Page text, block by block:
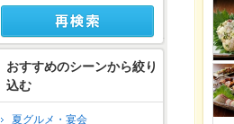
おすすめのシーンから絞り
込む
夏グルメ・宴会